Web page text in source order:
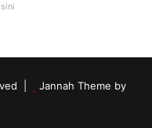
|
Jannah Theme by